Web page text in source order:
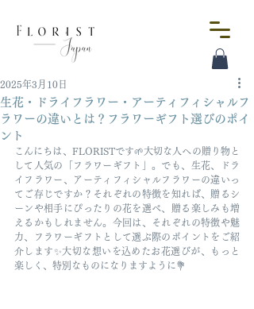
生花・ドライフラワー・アーティフィシャルフ
ラワーの違いとは？フラワーギフト選びのポイ
ント
2025年3月10日
こんにちは、FLORISTです🌱大切な人への贈り物と
して人気の「フラワーギフト」。でも、生花、ドラ
イフラワー、アーティフィシャルフラワーの違いっ
てご存じですか？それぞれの特徴を知れば、贈るシ
ーンや相手にぴったりの花を選べ、贈る楽しみも増
えるかもしれません。今回は、それぞれの特徴や魅
力、フラワーギフトとして選ぶ際のポイントをご紹
介します✨大切な想いを込めたお花選びが、もっと
楽しく、特別なものになりますように💐